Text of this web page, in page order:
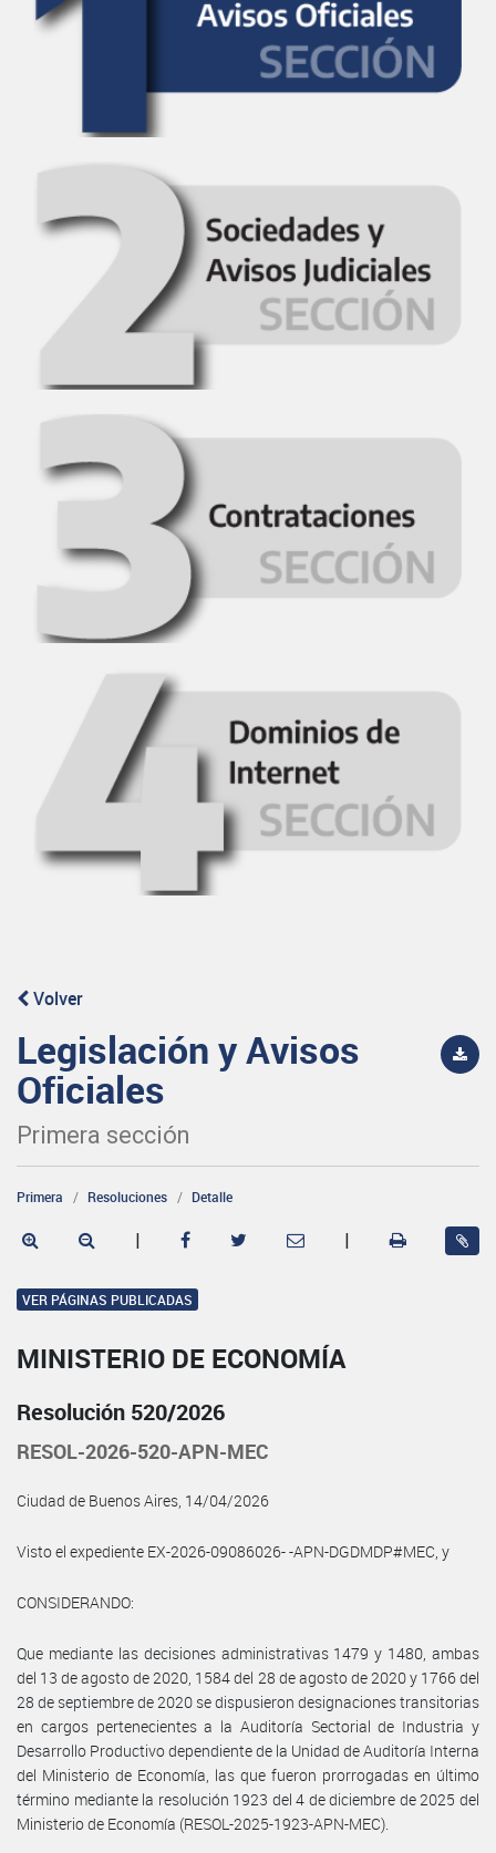
Volver
Legislación y Avisos
Oficiales
Primera sección
Primera Resoluciones Detalle
| |
VER PÁGINAS PUBLICADAS
MINISTERIO DE ECONOMÍA
Resolución 520/2026
RESOL-2026-520-APN-MEC
Ciudad de Buenos Aires, 14/04/2026
Visto el expediente EX-2026-09086026- -APN-DGDMDP#MEC, y
CONSIDERANDO:
Que mediante las decisiones administrativas 1479 y 1480, ambas
del 13 de agosto de 2020, 1584 del 28 de agosto de 2020 y 1766 del
28 de septiembre de 2020 se dispusieron designaciones transitorias
en cargos pertenecientes a la Auditoría Sectorial de Industria y
Desarrollo Productivo dependiente de la Unidad de Auditoría Interna
del Ministerio de Economía, las que fueron prorrogadas en último
término mediante la resolución 1923 del 4 de diciembre de 2025 del
Ministerio de Economía (RESOL-2025-1923-APN-MEC).